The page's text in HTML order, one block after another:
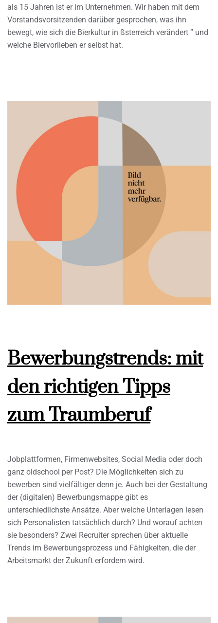
als 15 Jahren ist er im Unternehmen. Wir haben mit dem
Vorstandsvorsitzenden darüber gesprochen, was ihn
bewegt, wie sich die Bierkultur in ßsterreich verändert ” und
welche Biervorlieben er selbst hat.
Bewerbungstrends: mit
den richtigen Tipps
zum Traumberuf
Jobplattformen, Firmenwebsites, Social Media oder doch
ganz oldschool per Post? Die Möglichkeiten sich zu
bewerben sind vielfältiger denn je. Auch bei der Gestaltung
der (digitalen) Bewerbungsmappe gibt es
unterschiedlichste Ansätze. Aber welche Unterlagen lesen
sich Personalisten tatsächlich durch? Und worauf achten
sie besonders? Zwei Recruiter sprechen über aktuelle
Trends im Bewerbungsprozess und Fähigkeiten, die der
Arbeitsmarkt der Zukunft erfordern wird.